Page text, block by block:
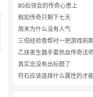
80后领会的传奇心患上
假如传奇只剩下七天
周末为什么没有人气
真实念没有出标题了